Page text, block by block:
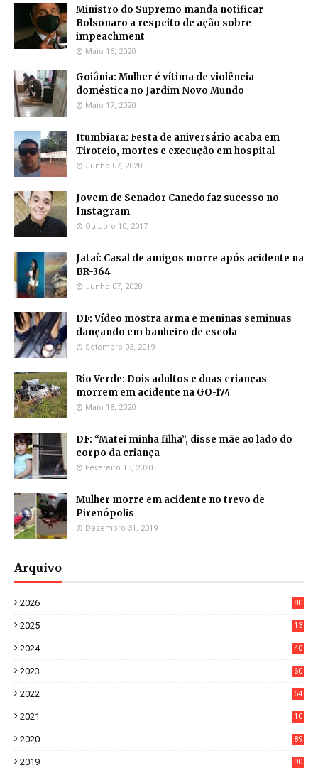
Ministro do Supremo manda notificar
Bolsonaro a respeito de ação sobre
impeachment
Maio 16, 2020
Goiânia: Mulher é vítima de violência
doméstica no Jardim Novo Mundo
Maio 17, 2020
Itumbiara: Festa de aniversário acaba em
Tiroteio, mortes e execução em hospital
Junho 07, 2020
Jovem de Senador Canedo faz sucesso no
Instagram
Outubro 10, 2017
Jataí: Casal de amigos morre após acidente na
BR-364
Junho 07, 2020
DF: Vídeo mostra arma e meninas seminuas
dançando em banheiro de escola
Setembro 03, 2019
Rio Verde: Dois adultos e duas crianças
morrem em acidente na GO-174
Maio 18, 2020
DF: “Matei minha filha”, disse mãe ao lado do
corpo da criança
Fevereiro 13, 2020
Mulher morre em acidente no trevo de
Pirenópolis
Dezembro 31, 2019
Arquivo
2026
80
2025
13
2024
40
2023
60
2022
64
2021
10
2020
89
2019
90